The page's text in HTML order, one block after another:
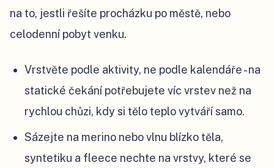
na to, jestli řešíte procházku po městě, nebo
celodenní pobyt venku.
Vrstvěte podle aktivity, ne podle kalendáře - na
statické čekání potřebujete víc vrstev než na
rychlou chůzi, kdy si tělo teplo vytváří samo.
Sázejte na merino nebo vlnu blízko těla,
syntetiku a fleece nechte na vrstvy, které se